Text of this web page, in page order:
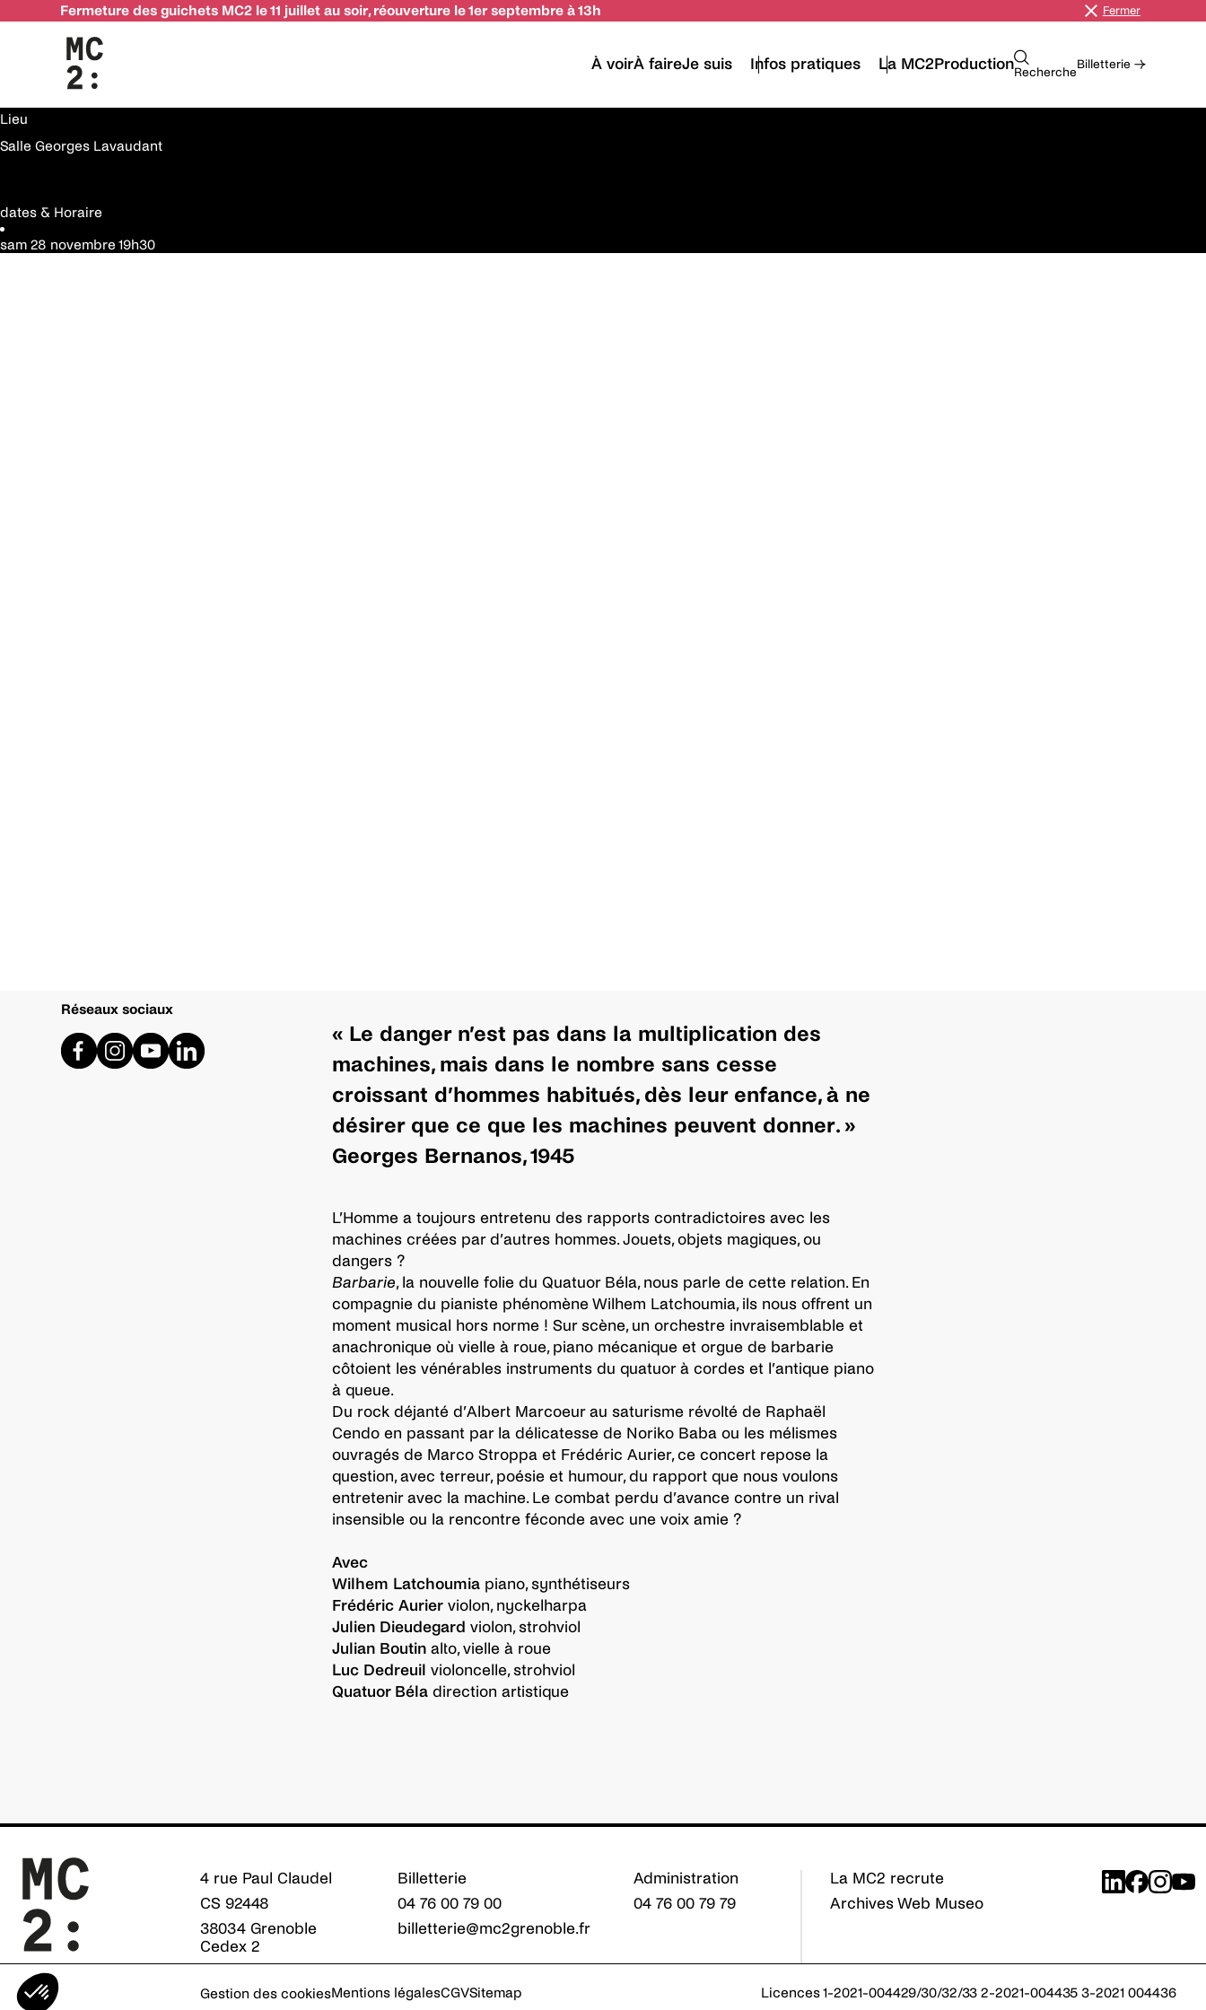
Axeptio consent
Plateforme de Gestion du Consentement : Personnalisez vos Options
Notre plateforme vous permet d'adapter et de gérer vos paramètres de confidentialité, en garantissant la conformité avec les réglementations. Personnalisez vos préférences pour
Fermeture des guichets MC2 le 11 juillet au soir, réouverture le 1er septembre à 13h Fermer
À voirÀ faireJe suis Infos pratiques La MC2ProductionRecherche
Billetterie →
infos pratiques
Lieu
Salle Georges Lavaudant
dates & Horaire
sam 28 novembre 19h30
Réseaux sociaux
« Le danger n’est pas dans la multiplication des
machines, mais dans le nombre sans cesse
croissant d’hommes habitués, dès leur enfance, à ne
désirer que ce que les machines peuvent donner. »
Georges Bernanos, 1945
L’Homme a toujours entretenu des rapports contradictoires avec les
machines créées par d’autres hommes. Jouets, objets magiques, ou
dangers ?
Barbarie, la nouvelle folie du Quatuor Béla, nous parle de cette relation. En
compagnie du pianiste phénomène Wilhem Latchoumia, ils nous offrent un
moment musical hors norme ! Sur scène, un orchestre invraisemblable et
anachronique où vielle à roue, piano mécanique et orgue de barbarie
côtoient les vénérables instruments du quatuor à cordes et l’antique piano
à queue.
Du rock déjanté d’Albert Marcoeur au saturisme révolté de Raphaël
Cendo en passant par la délicatesse de Noriko Baba ou les mélismes
ouvragés de Marco Stroppa et Frédéric Aurier, ce concert repose la
question, avec terreur, poésie et humour, du rapport que nous voulons
entretenir avec la machine. Le combat perdu d’avance contre un rival
insensible ou la rencontre féconde avec une voix amie ?
Avec
Wilhem Latchoumia piano, synthétiseurs
Frédéric Aurierviolon, nyckelharpa
Julien Dieudegard violon, strohviol
Julian Boutin alto, vielle à roue
Luc Dedreuil violoncelle, strohviol
Quatuor Béla direction artistique
4 rue Paul Claudel
CS 92448
38034 Grenoble
Cedex 2
Billetterie
04 76 00 79 00
billetterie@mc2grenoble.fr
Administration
04 76 00 79 79
La MC2 recrute
Archives Web Museo
Gestion des cookiesMentions légalesCGVSitemap Licences 1-2021-004429/30/32/33 2-2021-004435 3-2021 004436